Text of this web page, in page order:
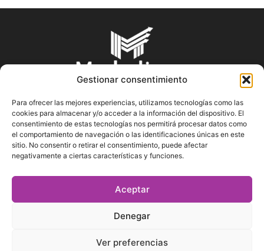
Gestionar consentimiento
Para ofrecer las mejores experiencias, utilizamos tecnologías como las
cookies para almacenar y/o acceder a la información del dispositivo. El
consentimiento de estas tecnologías nos permitirá procesar datos como
el comportamiento de navegación o las identificaciones únicas en este
sitio. No consentir o retirar el consentimiento, puede afectar
negativamente a ciertas características y funciones.
Aceptar
Denegar
Ver preferencias
SOBRE NOSOTROS
En Marketin.es encontrarás la más actualizada y veraz
información sobre el mundo del marketing; consejos
SÍGUENOS